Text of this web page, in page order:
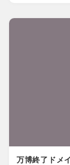
万博終了ドメ